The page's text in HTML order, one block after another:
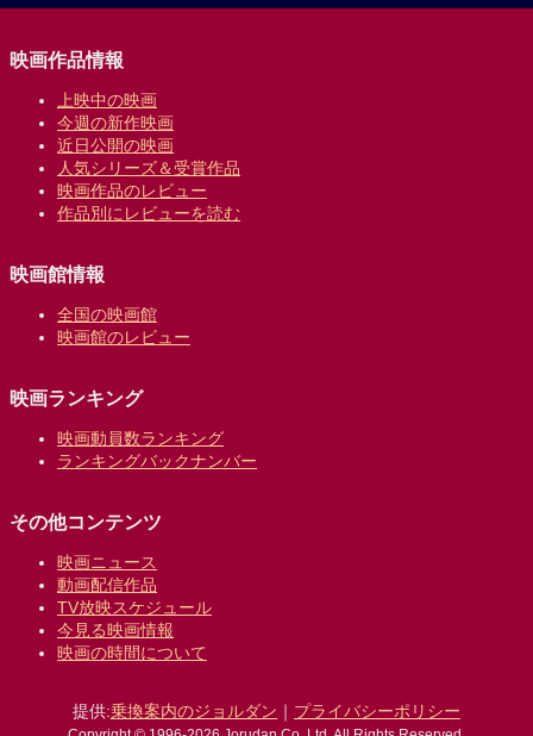
映画作品情報
上映中の映画
今週の新作映画
近日公開の映画
人気シリーズ＆受賞作品
映画作品のレビュー
作品別にレビューを読む
映画館情報
全国の映画館
映画館のレビュー
映画ランキング
映画動員数ランキング
ランキングバックナンバー
その他コンテンツ
映画ニュース
動画配信作品
TV放映スケジュール
今見る映画情報
映画の時間について
提供:乗換案内のジョルダン ｜ プライバシーポリシー